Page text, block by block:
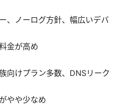
、ノーログ方針、幅広いデバ
金が高め
向けプラン多数、DNSリーク
やや少なめ